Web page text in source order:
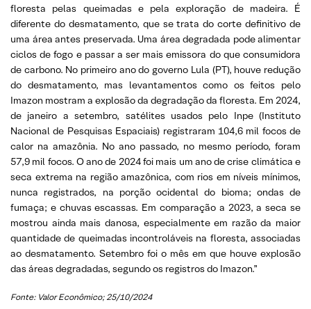
floresta pelas queimadas e pela exploração de madeira. É
diferente do desmatamento, que se trata do corte definitivo de
uma área antes preservada. Uma área degradada pode alimentar
ciclos de fogo e passar a ser mais emissora do que consumidora
de carbono. No primeiro ano do governo Lula (PT), houve redução
do desmatamento, mas levantamentos como os feitos pelo
Imazon mostram a explosão da degradação da floresta. Em 2024,
de janeiro a setembro, satélites usados pelo Inpe (Instituto
Nacional de Pesquisas Espaciais) registraram 104,6 mil focos de
calor na amazônia. No ano passado, no mesmo período, foram
57,9 mil focos. O ano de 2024 foi mais um ano de crise climática e
seca extrema na região amazônica, com rios em níveis mínimos,
nunca registrados, na porção ocidental do bioma; ondas de
fumaça; e chuvas escassas. Em comparação a 2023, a seca se
mostrou ainda mais danosa, especialmente em razão da maior
quantidade de queimadas incontroláveis na floresta, associadas
ao desmatamento. Setembro foi o mês em que houve explosão
das áreas degradadas, segundo os registros do Imazon.”
Fonte: Valor Econômico; 25/10/2024